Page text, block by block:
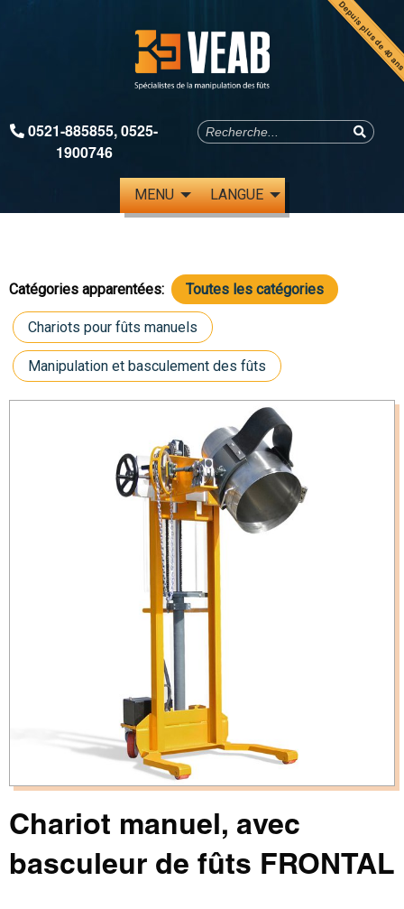
Depuis plus de
0521-885855,0525-
1900746
MENU LANGUE
Catégories apparentées: Toutes les catégories
Chariots pour fûts manuels
Manipulation et basculement des fûts
Chariot manuel, avec
basculeur de fûts FRONTAL